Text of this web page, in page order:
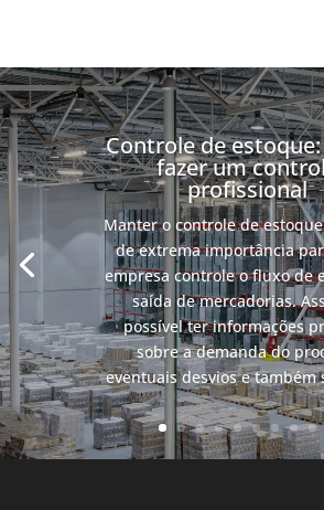
Controle de
fazer um
profissional
Manter o controle de
de extrema importância
empresa controle o fluxo de
saída de mercadorias.
possível ter informações
sobre a demanda do
eventuais desvios e também